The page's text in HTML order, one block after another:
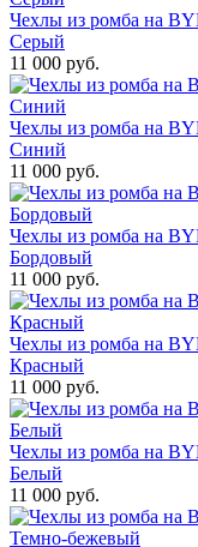
Чехлы из ромба на
Серый
11 000 руб.
Чехлы из ромба на
Синий
11 000 руб.
Чехлы из ромба на
Бордовый
11 000 руб.
Чехлы из ромба на
Красный
11 000 руб.
Чехлы из ромба на
Белый
11 000 руб.